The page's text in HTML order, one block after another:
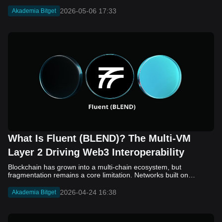
Akademia Bitget 2026-05-06 17:33
What Is Fluent (BLEND)? The Multi-VM
Layer 2 Driving Web3 Interoperability
Blockchain has grown into a multi-chain ecosystem, but
fragmentation remains a core limitation. Networks built on
struggle to communicate efficiently. While bridges and cross-
chain solutions have improved connectivity, they often introduce
Akademia Bitget 2026-04-24 16:38